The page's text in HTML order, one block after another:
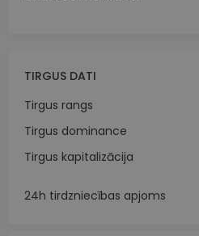
TIRGUS DATI
Tirgus rangs
Tirgus dominance
Tirgus kapitalizācija
24h tirdzniecības apjoms